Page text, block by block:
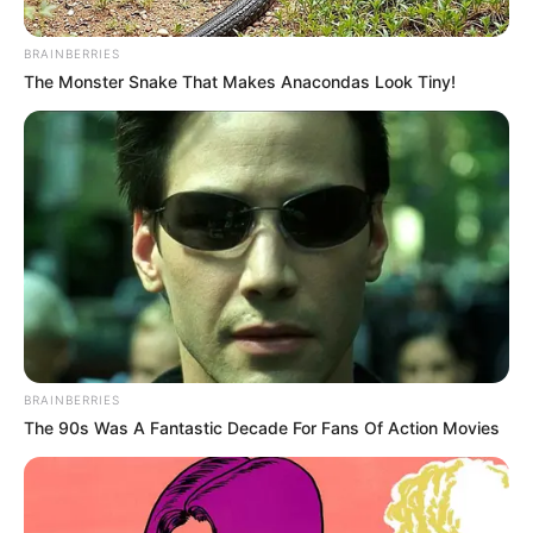
Nothing Phone 3
ફ્લિપકાર્ટ પર દિવાળી સેલ શરૂ થઈ ગયો છે. ઘણા
સ્માર્ટફોન ભારે ડિસ્કાઉન્ટ આપી રહ્યા છે, જેમાં કેટલાક
તો અડધી કિંમતે પણ ઓફર કરવામાં આવી રહ્યા છે.
આવો જ એક ફોન Nothing Phone 3 છે, જે હાલમાં
39,999 રૂપિયામાં ઉપલબ્ધ છે. કંપનીએ આ ફોન
79,999 રૂપિયામાં લોન્ચ કર્યો હતો.
BRAINBERRIES
The Monster Snake That Makes Anacondas Look Tiny!
BRAINBERRIES
The 90s Was A Fantastic Decade For Fans Of Action Movies